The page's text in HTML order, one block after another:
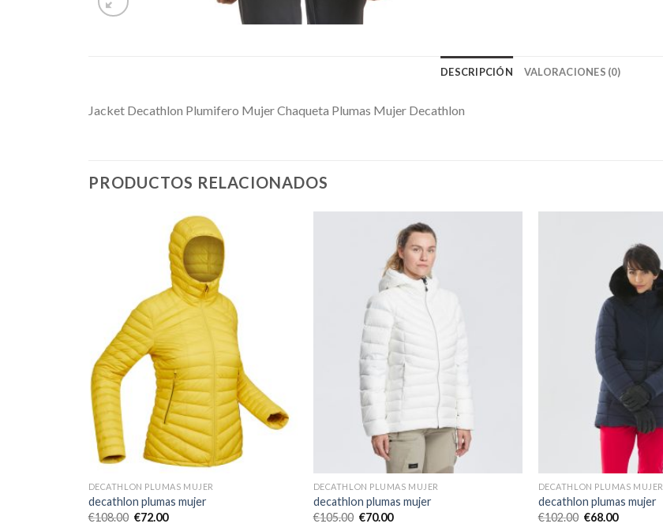
DESCRIPCIÓN VALORACIONES (0)
Jacket Decathlon Plumifero Mujer Chaqueta Plumas Mujer Decathlon
PRODUCTOS RELACIONADOS
DECATHLON PLUMAS MUJER
decathlon plumas mujer
€108.00 €72.00
DECATHLON PLUMAS MUJER
decathlon plumas mujer
€105.00 €70.00
DECATHLON PLUMAS MUJER
decathlon plumas mujer
€102.00 €68.00